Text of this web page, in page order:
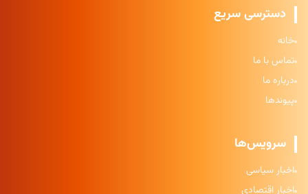
دسترسی سریع
خانه
تماس با ما
درباره ما
پیوندها
سرویس‌ها
اخبار سیاسی
اخبار اقتصادی